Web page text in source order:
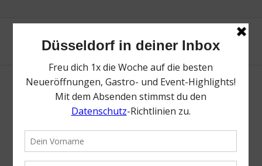
Slow Burn | Düsseldorf Flingern: Hotspots
| Topliste | Foto: Mr. Düsseldorf